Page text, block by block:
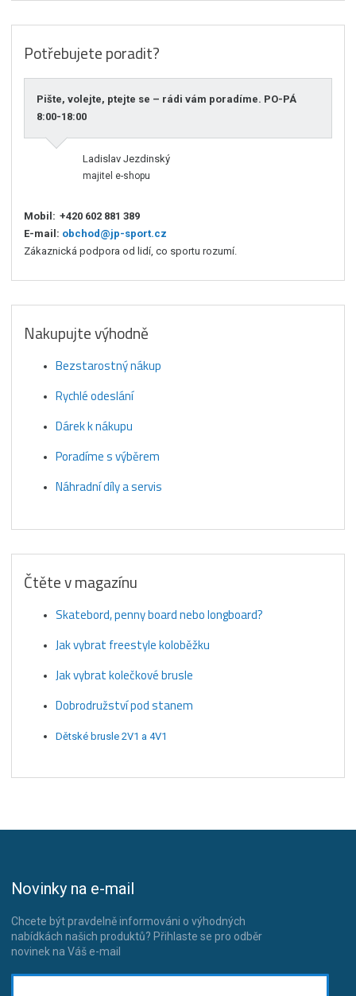
Potřebujete poradit?
Pište, volejte, ptejte se – rádi vám poradíme. PO-PÁ
8:00-18:00
Ladislav Jezdinský
majitel e-shopu
Mobil: +420 602 881 389
E-mail: obchod@jp-sport.cz
Zákaznická podpora od lidí, co sportu rozumí.
Nakupujte výhodně
Bezstarostný nákup
Rychlé odeslání
Dárek k nákupu
Poradíme s výběrem
Náhradní díly a servis
Čtěte v magazínu
Skatebord, penny board nebo longboard?
Jak vybrat freestyle koloběžku
Jak vybrat kolečkové brusle
Dobrodružství pod stanem
Dětské brusle 2V1 a 4V1
Novinky na e-mail
Chcete být pravdelně informováni o výhodných
nabídkách našich produktů? Přihlaste se pro odběr
novinek na Váš e-mail